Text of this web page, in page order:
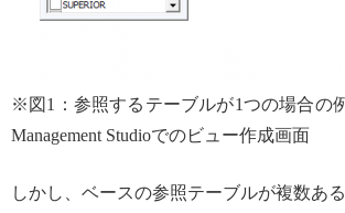
※図1：参照するテーブルが1つの場合の
Management Studioでのビュー作成画面
しかし、ベースの参照テーブルが複数あ